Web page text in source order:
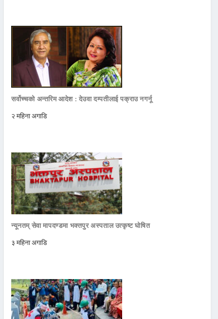
सर्वोच्चको अन्तरिम आदेश : देउवा दम्पतीलाई पक्राउ नगर्नू
२ महिना अगाडि
न्यूनतम् सेवा मापदण्डमा भक्तपुर अस्पताल उत्कृष्ट घोषित
३ महिना अगाडि